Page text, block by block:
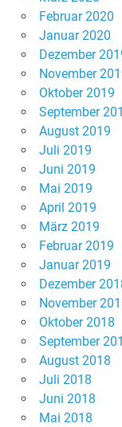
Februar 2020
Januar 2020
Dezember
November
Oktober 2019
September
August 2019
Juli 2019
Juni 2019
Mai 2019
April 2019
März 2019
Februar 2019
Januar 2019
Dezember
November
Oktober 2018
September
August 2018
Juli 2018
Juni 2018
Mai 2018